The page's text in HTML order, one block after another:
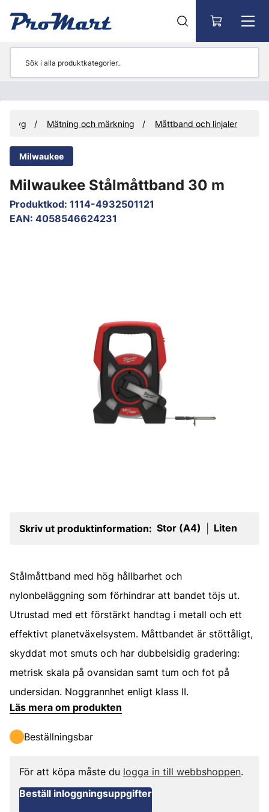
Mätning och märkning Måttband och linjaler
Milwaukee
Milwaukee Stålmåttband 30 m
Produktkod: 1114-4932501121
EAN: 4058546624231
Skriv ut produktinformation: Stor (A4) Liten
Stålmåttband med hög hållbarhet och
nylonbeläggning som förhindrar att bandet töjs ut.
Utrustad med ett förstärkt handtag i metall och ett
effektivt planetväxelsystem. Måttbandet är stöttåligt,
skyddat mot smuts och har dubbelsidig gradering:
metrisk skala på ovansidan samt tum och fot på
undersidan. Noggrannhet enligt klass II.
Läs mera om produkten
Beställningsbar
För att köpa måste du logga in till webbshoppen.
Beställ inloggningsuppgifter